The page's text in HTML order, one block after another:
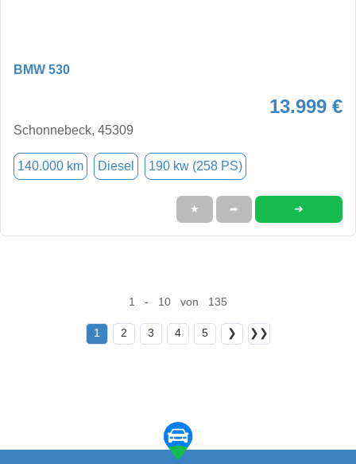
BMW 530
13.999 €
Schonnebeck, 45309
140.000 km Diesel 190 kw (258 PS)
★ ➦ ➜
1 - 10 von 135
1 2 3 4 5 ❯ ❯❯